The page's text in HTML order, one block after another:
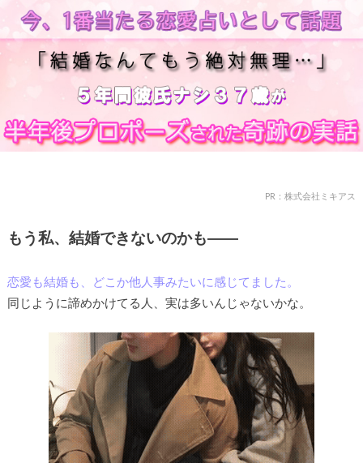
PR：株式会社ミキアス
もう私、結婚できないのかも――
恋愛も結婚も、どこか他人事みたいに感じてました。
同じように諦めかけてる人、実は多いんじゃないかな。